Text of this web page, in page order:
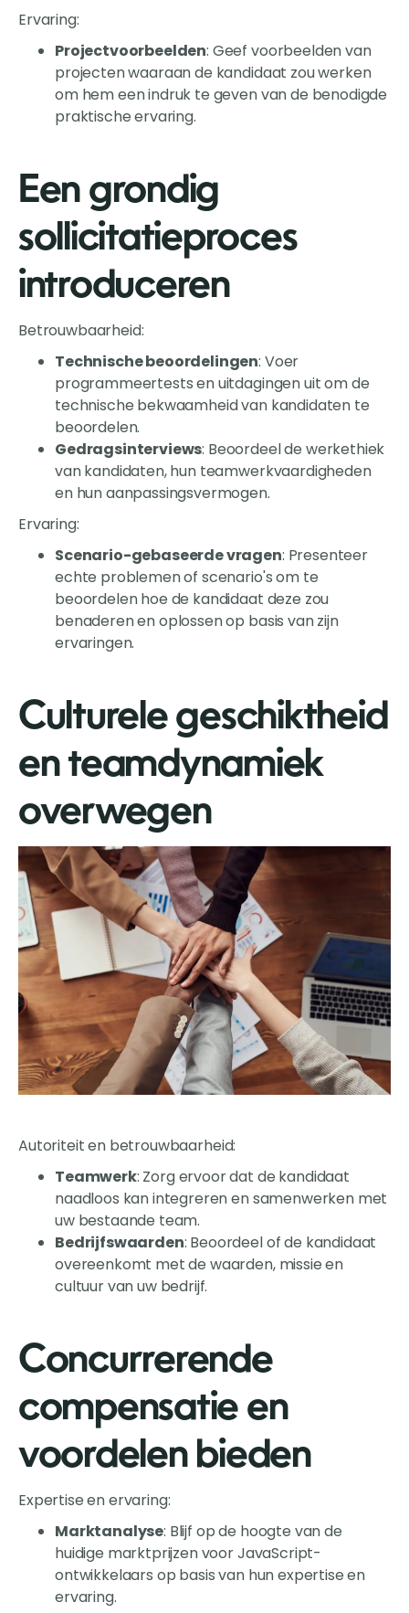
Ervaring:
Projectvoorbeelden: Geef voorbeelden van
projecten waaraan de kandidaat zou werken
om hem een indruk te geven van de benodigde
praktische ervaring.
Een grondig
sollicitatieproces
introduceren
Betrouwbaarheid:
Technische beoordelingen: Voer
programmeertests en uitdagingen uit om de
technische bekwaamheid van kandidaten te
beoordelen.
Gedragsinterviews: Beoordeel de werkethiek
van kandidaten, hun teamwerkvaardigheden
en hun aanpassingsvermogen.
Ervaring:
Scenario-gebaseerde vragen: Presenteer
echte problemen of scenario's om te
beoordelen hoe de kandidaat deze zou
benaderen en oplossen op basis van zijn
ervaringen.
Culturele geschiktheid
en teamdynamiek
overwegen
Autoriteit en betrouwbaarheid:
Teamwerk: Zorg ervoor dat de kandidaat
naadloos kan integreren en samenwerken met
uw bestaande team.
Bedrijfswaarden: Beoordeel of de kandidaat
overeenkomt met de waarden, missie en
cultuur van uw bedrijf.
Concurrerende
compensatie en
voordelen bieden
Expertise en ervaring:
Marktanalyse: Blijf op de hoogte van de
huidige marktprijzen voor JavaScript-
ontwikkelaars op basis van hun expertise en
ervaring.